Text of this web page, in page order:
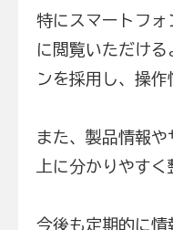
特にスマートフォ
に閲覧いただけ
ンを採用し、操作
また、製品情報
上に分かりやす
今後も定期的に